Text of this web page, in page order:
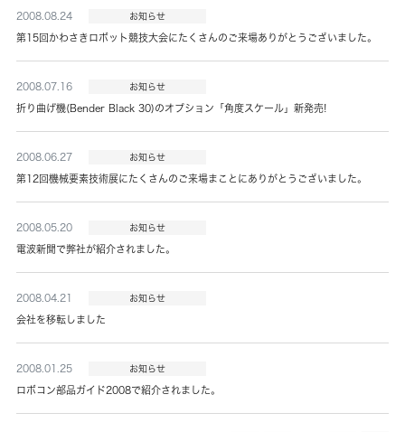
2008.08.24 お知らせ
第15回かわさきロボット競技大会にたくさんのご来場ありがとうございました。
2008.07.16 お知らせ
折り曲げ機(Bender Black 30)のオプション「角度スケール」新発売!
2008.06.27 お知らせ
第12回機械要素技術展にたくさんのご来場まことにありがとうございました。
2008.05.20 お知らせ
電波新聞で弊社が紹介されました。
2008.04.21 お知らせ
会社を移転しました
2008.01.25 お知らせ
ロボコン部品ガイド2008で紹介されました。